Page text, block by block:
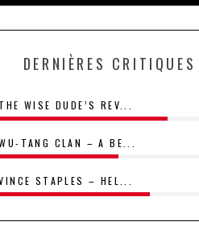
DERNIÈRES CRITIQUES
THE WISE DUDE’S REV...
TANG CLAN – A BE...
STAPLES – HEL...